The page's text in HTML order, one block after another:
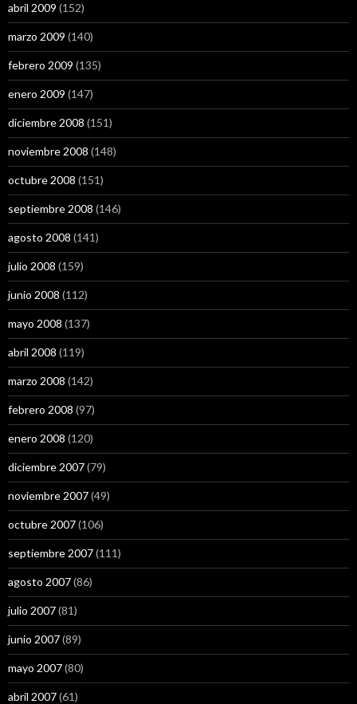
abril 2009 (152)
marzo 2009 (140)
febrero 2009 (135)
enero 2009 (147)
diciembre 2008 (151)
noviembre 2008 (148)
octubre 2008 (151)
septiembre 2008 (146)
agosto 2008 (141)
julio 2008 (159)
junio 2008 (112)
mayo 2008 (137)
abril 2008 (119)
marzo 2008 (142)
febrero 2008 (97)
enero 2008 (120)
diciembre 2007(79)
noviembre 2007(49)
octubre 2007(106)
septiembre 2007(111)
agosto 2007(86)
julio 2007(81)
junio 2007(89)
mayo 2007(80)
abril 2007(61)